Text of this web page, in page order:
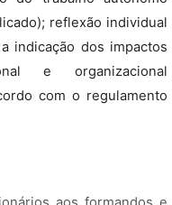
reflexão individual
indicação dos impactos
e organizacional
com o regulamento